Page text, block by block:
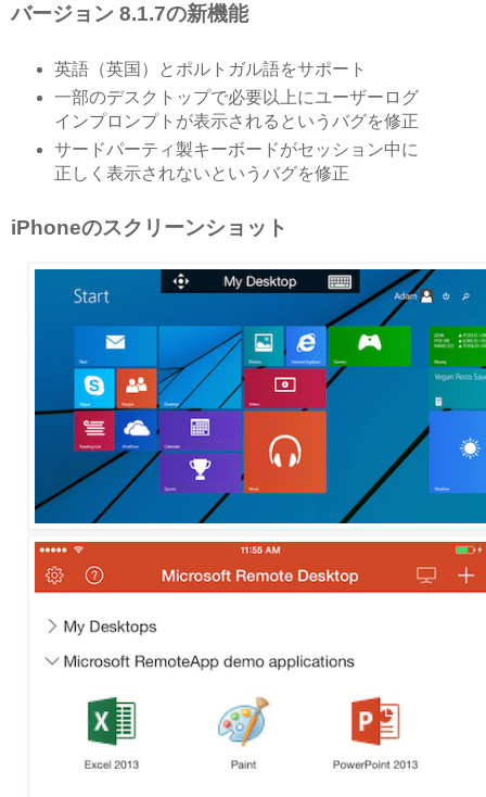
バージョン 8.1.7の新機能
英語（英国）とポルトガル語をサポート
一部のデスクトップで必要以上にユーザーログ
インプロンプトが表示されるというバグを修正
サードパーティ製キーボードがセッション中に
正しく表示されないというバグを修正
iPhoneのスクリーンショット